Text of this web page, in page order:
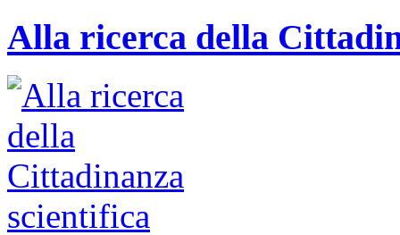
Alla ricerca della